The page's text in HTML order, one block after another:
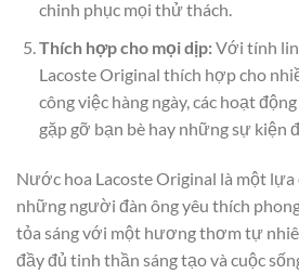
chinh phục mọi thử thách.
Thích hợp cho mọi dịp:Với tính
Lacoste Original thích hợp cho
công việc hàng ngày, các hoạt
gặp gỡ bạn bè hay những sự kiện
Nước hoa Lacoste Original là một
những người đàn ông yêu thích
tỏa sáng với một hương thơm tự
đầy đủ tinh thần sáng tạo và cuộc